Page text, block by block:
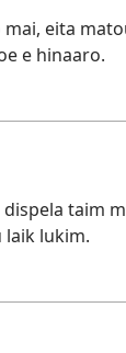
mai, eita
e hinaaro.
taim
laik lukim.